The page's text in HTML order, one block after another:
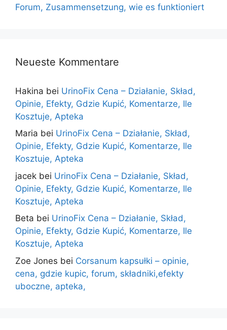
Forum, Zusammensetzung, wie es funktioniert
Neueste Kommentare
Hakina bei UrinoFix Cena – Działanie, Skład,
Opinie, Efekty, Gdzie Kupić, Komentarze, Ile
Kosztuje, Apteka
Maria bei UrinoFix Cena – Działanie, Skład,
Opinie, Efekty, Gdzie Kupić, Komentarze, Ile
Kosztuje, Apteka
jacek bei UrinoFix Cena – Działanie, Skład,
Opinie, Efekty, Gdzie Kupić, Komentarze, Ile
Kosztuje, Apteka
Beta bei UrinoFix Cena – Działanie, Skład,
Opinie, Efekty, Gdzie Kupić, Komentarze, Ile
Kosztuje, Apteka
Zoe Jones bei Corsanum kapsułki – opinie,
cena, gdzie kupic, forum, składniki,efekty
uboczne, apteka,